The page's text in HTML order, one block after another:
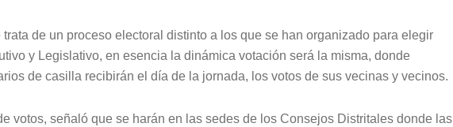
de un proceso electoral distinto a los que se han organizado para elegir
y Legislativo, en esencia la dinámica votación será la misma, donde
de casilla recibirán el día de la jornada, los votos de sus vecinas y vecinos.
votos, señaló que se harán en las sedes de los Consejos Distritales donde las